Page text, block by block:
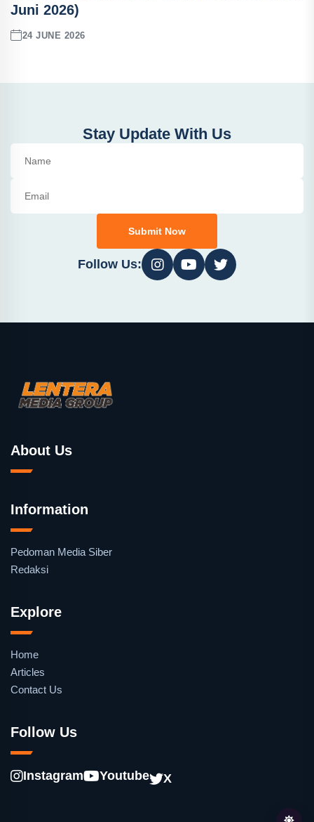
Juni 2026)
24 JUNE 2026
Stay Update With Us
Submit Now
Follow Us:
About Us
Information
Pedoman Media Siber
Redaksi
Explore
Home
Articles
Contact Us
Follow Us
Instagram Youtube X